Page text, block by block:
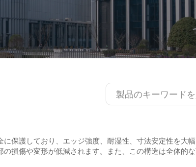
保護しており、エッジ強度、耐湿性、寸法安定性を大幅
損傷や変形が低減されます。また、この構造は全体的な